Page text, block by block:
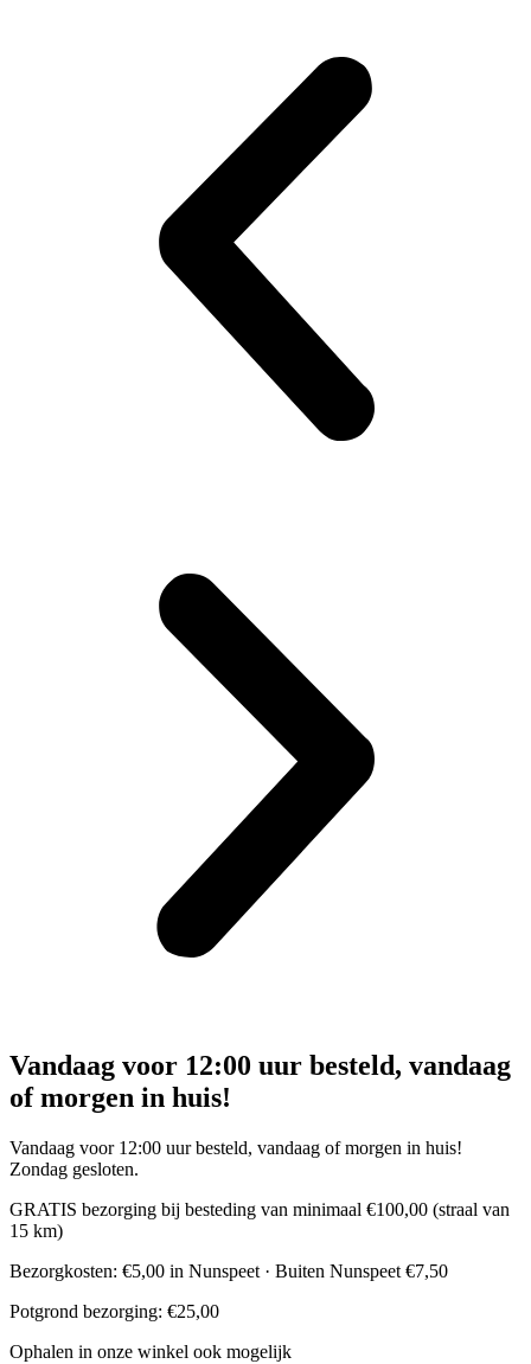
Vandaag voor 12:00 uur besteld, vandaag
of morgen in huis!
Vandaag voor 12:00 uur besteld, vandaag of morgen in huis!
Zondag gesloten.
GRATIS bezorging bij besteding van minimaal €100,00 (straal van
15 km)
Bezorgkosten: €5,00 in Nunspeet · Buiten Nunspeet €7,50
Potgrond bezorging: €25,00
Ophalen in onze winkel ook mogelijk